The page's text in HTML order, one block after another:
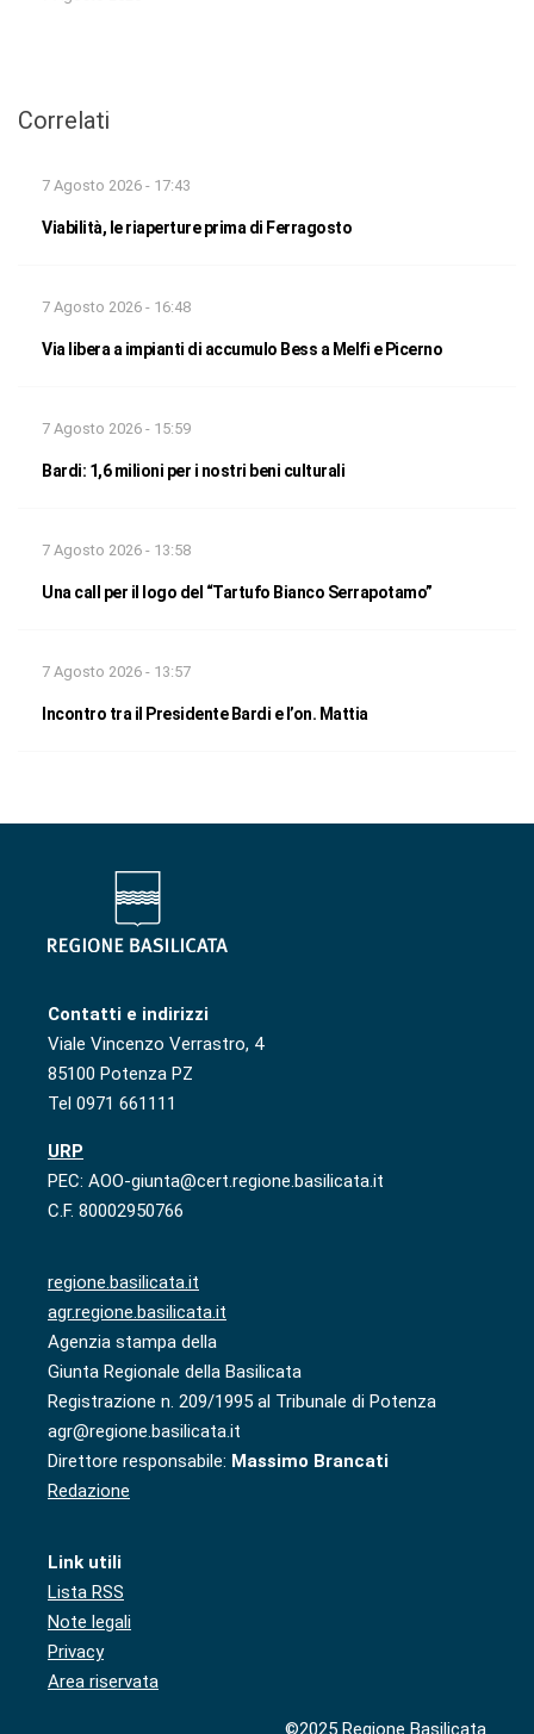
Correlati
7 Agosto 2026 - 17:43
Viabilità, le riaperture prima di Ferragosto
7 Agosto 2026 - 16:48
Via libera a impianti di accumulo Bess a Melfi e Picerno
7 Agosto 2026 - 15:59
Bardi: 1,6 milioni per i nostri beni culturali
7 Agosto 2026 - 13:58
Una call per il logo del “Tartufo Bianco Serrapotamo”
7 Agosto 2026 - 13:57
Incontro tra il Presidente Bardi e l’on. Mattia
Contatti e indirizzi
Viale Vincenzo Verrastro, 4
85100 Potenza PZ
Tel 0971 661111
URP
PEC: AOO-giunta@cert.regione.basilicata.it
C.F. 80002950766
regione.basilicata.it
agr.regione.basilicata.it
Agenzia stampa della
Giunta Regionale della Basilicata
Registrazione n. 209/1995 al Tribunale di Potenza
agr@regione.basilicata.it
Direttore responsabile: Massimo Brancati
Redazione
Link utili
Lista RSS
Note legali
Privacy
Area riservata
©2025 Regione Basilicata